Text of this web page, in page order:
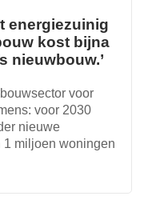
energiezuinig
kost bijna
nieuwbouw.’
voor
voor 2030
nieuwe
1 miljoen woningen